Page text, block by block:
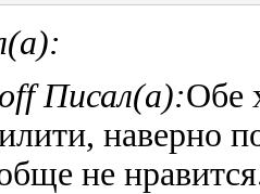
Писал(а):Обе
наверно
не